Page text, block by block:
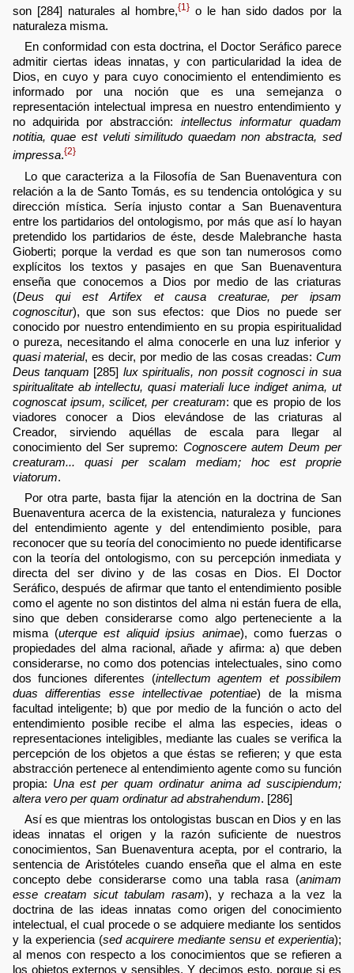
son [284] naturales al hombre,{1}o le han sido dados por la
naturaleza misma.
En conformidad con esta doctrina, el Doctor Seráfico parece
admitir ciertas ideas innatas, y con particularidad la idea de
Dios, en cuyo y para cuyo conocimiento el entendimiento es
informado por una noción que es una semejanza o
representación intelectual impresa en nuestro entendimiento y
no adquirida por abstracción: intellectus informatur quadam
notitia, quae est veluti similitudo quaedam non abstracta, sed
impressa.{2}
Lo que caracteriza a la Filosofía de San Buenaventura con
relación a la de Santo Tomás, es su tendencia ontológica y su
dirección mística. Sería injusto contar a San Buenaventura
entre los partidarios del ontologismo, por más que así lo hayan
pretendido los partidarios de éste, desde Malebranche hasta
Gioberti; porque la verdad es que son tan numerosos como
explícitos los textos y pasajes en que San Buenaventura
enseña que conocemos a Dios por medio de las criaturas
(Deus qui est Artifex et causa creaturae, per ipsam
cognoscitur), que son sus efectos: que Dios no puede ser
conocido por nuestro entendimiento en su propia espiritualidad
o pureza, necesitando el alma conocerle en una luz inferior y
quasi material, es decir, por medio de las cosas creadas: Cum
Deus tanquam [285] lux spiritualis, non possit cognosci in sua
spiritualitate ab intellectu, quasi materiali luce indiget anima, ut
cognoscat ipsum, scilicet, per creaturam: que es propio de los
viadores conocer a Dios elevándose de las criaturas al
Creador, sirviendo aquéllas de escala para llegar al
conocimiento del Ser supremo: Cognoscere autem Deum per
creaturam... quasi per scalam mediam; hoc est proprie
viatorum.
Por otra parte, basta fijar la atención en la doctrina de San
Buenaventura acerca de la existencia, naturaleza y funciones
del entendimiento agente y del entendimiento posible, para
reconocer que su teoría del conocimiento no puede identificarse
con la teoría del ontologismo, con su percepción inmediata y
directa del ser divino y de las cosas en Dios. El Doctor
Seráfico, después de afirmar que tanto el entendimiento posible
como el agente no son distintos del alma ni están fuera de ella,
sino que deben considerarse como algo perteneciente a la
misma (uterque est aliquid ipsius animae), como fuerzas o
propiedades del alma racional, añade y afirma: a) que deben
considerarse, no como dos potencias intelectuales, sino como
dos funciones diferentes (intellectum agentem et possibilem
duas differentias esse intellectivae potentiae) de la misma
facultad inteligente; b) que por medio de la función o acto del
entendimiento posible recibe el alma las especies, ideas o
representaciones inteligibles, mediante las cuales se verifica la
percepción de los objetos a que éstas se refieren; y que esta
abstracción pertenece al entendimiento agente como su función
propia: Una est per quam ordinatur anima ad suscipiendum;
altera vero per quam ordinatur ad abstrahendum. [286]
Así es que mientras los ontologistas buscan en Dios y en las
ideas innatas el origen y la razón suficiente de nuestros
conocimientos, San Buenaventura acepta, por el contrario, la
sentencia de Aristóteles cuando enseña que el alma en este
concepto debe considerarse como una tabla rasa (animam
esse creatam sicut tabulam rasam), y rechaza a la vez la
doctrina de las ideas innatas como origen del conocimiento
intelectual, el cual procede o se adquiere mediante los sentidos
y la experiencia (sed acquirere mediante sensu et experientia);
al menos con respecto a los conocimientos que se refieren a
los objetos externos y sensibles. Y decimos esto, porque si es